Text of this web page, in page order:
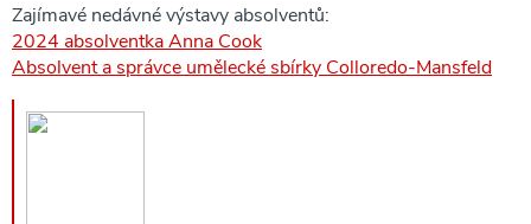
Zajímavé nedávné výstavy absolventů:
2024 absolventka Anna Cook
Absolvent a správce umělecké sbírky Colloredo-Mansfeld